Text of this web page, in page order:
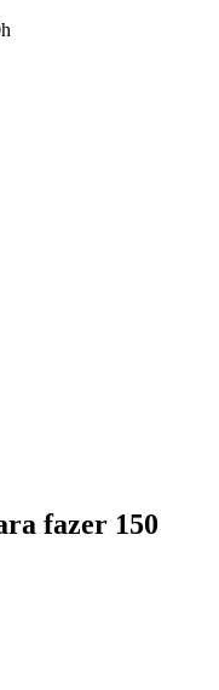
fazer 150